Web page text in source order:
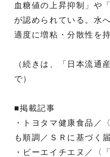
血糖値の上昇抑制」や
が認められている。水
適度に増粘・分散性を
（続きは、「日本流通
で）
■掲載記事
・トヨタマ健康食品／
も順調／ＳＲに基づく
・ビーエイチエヌ／〈